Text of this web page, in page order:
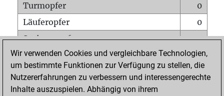
Turmopfer
0
Läuferopfer
0
Springeropfer
0
Bauernopfer
1
Matt auf vollem Brett
0
Bauer setzt Matt
Wir verwenden Cookies und vergleichbare Technologien,
um bestimmte Funktionen zur Verfügung zu stellen, die
Nutzererfahrungen zu verbessern und interessengerechte
Inhalte auszuspielen. Abhängig von ihrem